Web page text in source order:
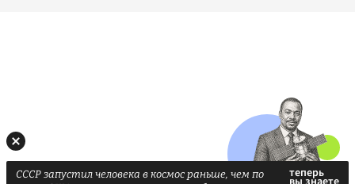
СССР запустил человека в космос раньше, чем по